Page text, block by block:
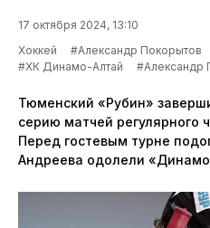
17 октября 2024, 13:10
Хоккей
#Александр Покорытов
#ХК Динамо-Алтай
#Александр
Тюменский «Рубин»
серию матчей регулярного
Перед гостевым турне
Андреева одолели